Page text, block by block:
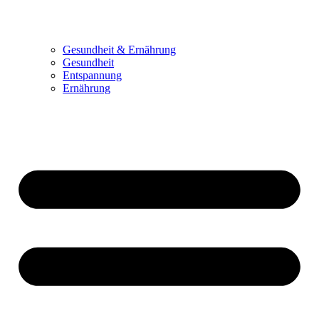
Gesundheit & Ernährung
Gesundheit
Entspannung
Ernährung